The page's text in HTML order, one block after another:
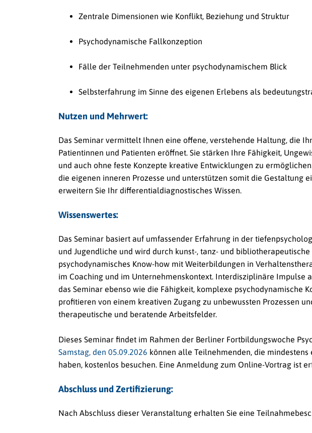
Zentrale Dimensionen wie Konflikt, Beziehung und Struktur
Psychodynamische Fallkonzeption
Fälle der Teilnehmenden unter psychodynamischem Blick
Selbsterfahrung im Sinne des eigenen Erlebens als
Nutzen und Mehrwert:
Das Seminar vermittelt Ihnen eine offene, verstehende Haltung, die
Patientinnen und Patienten eröffnet. Sie stärken Ihre Fähigkeit,
und auch ohne feste Konzepte kreative Entwicklungen zu
die eigenen inneren Prozesse und unterstützen somit die Gestaltung
erweitern Sie Ihr differentialdiagnostisches Wissen.
Wissenswertes:
Das Seminar basiert auf umfassender Erfahrung in der
und Jugendliche und wird durch kunst-, tanz- und
psychodynamisches Know-how mit Weiterbildungen in
im Coaching und im Unternehmenskontext. Interdisziplinäre Impulse
das Seminar ebenso wie die Fähigkeit, komplexe psychodynamische
profitieren von einem kreativen Zugang zu unbewussten Prozessen
therapeutische und beratende Arbeitsfelder.
Dieses Seminar findet im Rahmen der Berliner Fortbildungswoche
Samstag, den 05.09.2026 können alle Teilnehmenden, die
haben, kostenlos besuchen. Eine Anmeldung zum Online-Vortrag ist
Abschluss und Zertifizierung:
Nach Abschluss dieser Veranstaltung erhalten Sie eine